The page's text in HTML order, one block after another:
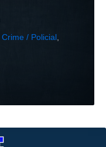
,Crime / Policial